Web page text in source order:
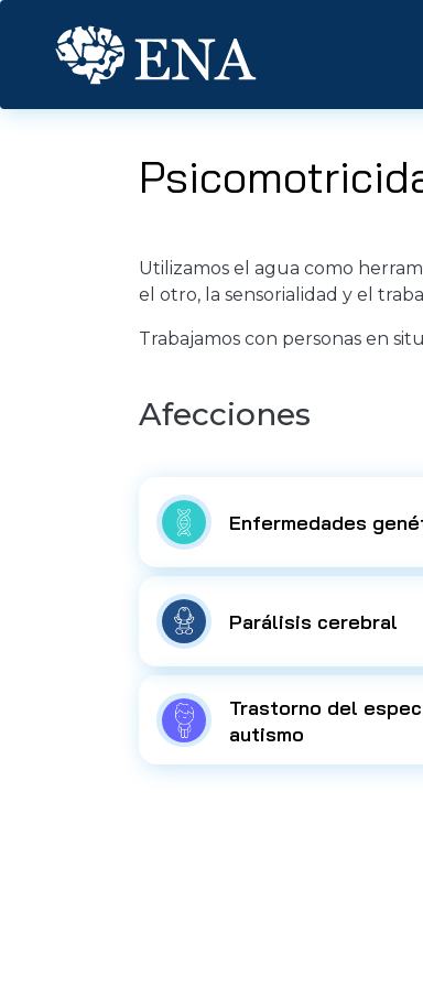
Utilizamos el agua como
el otro, la sensorialidad y el
Trabajamos con personas en
Afecciones
Enfermedades
Parálisis cerebral
Trastorno del
autismo